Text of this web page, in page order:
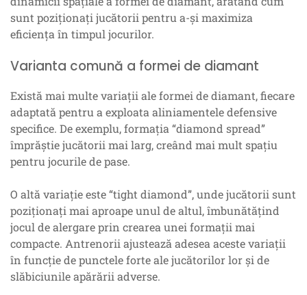
sunt poziționați jucătorii pentru a-și maximiza
eficiența în timpul jocurilor.
Varianta comună a formei de diamant
Există mai multe variații ale formei de diamant, fiecare
adaptată pentru a exploata aliniamentele defensive
specifice. De exemplu, formația “diamond spread”
împrăștie jucătorii mai larg, creând mai mult spațiu
pentru jocurile de pase.
O altă variație este “tight diamond”, unde jucătorii sunt
poziționați mai aproape unul de altul, îmbunătățind
jocul de alergare prin crearea unei formații mai
compacte. Antrenorii ajustează adesea aceste variații
în funcție de punctele forte ale jucătorilor lor și de
slăbiciunile apărării adverse.